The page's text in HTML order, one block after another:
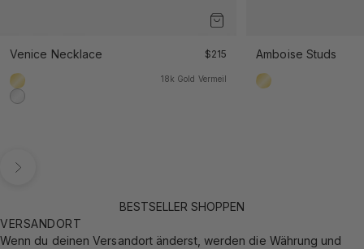
Venice Necklace Angebot
$215
18k Gold Vermeil
925 Sterling Silber
18k Gold Vermeil
Amboise Studs
18k Gold Vermeil
BESTSELLER SHOPPEN
VERSANDORT
Wenn du deinen Versandort änderst, werden die Währung und